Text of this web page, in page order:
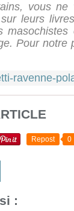
vous ne
leurs
masochistes
Pour notre
Repost 0
: